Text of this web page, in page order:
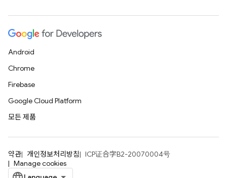
Android
Chrome
Firebase
Google Cloud Platform
모든 제품
약관 개인정보처리방침
ICP证合字B2-20070004号
Manage cookies